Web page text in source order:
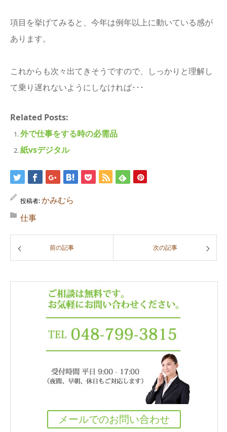
項目を挙げてみると、今年は例年以上に動いている感が
あります。
これからも次々出てきそうですので、しっかりと理解し
て乗り遅れないようにしなければ･･･
Related Posts:
外で仕事をする時の必需品
紙vsデジタル
投稿者:かみむら
仕事
前の記事 次の記事
メールでのお問い合わせ